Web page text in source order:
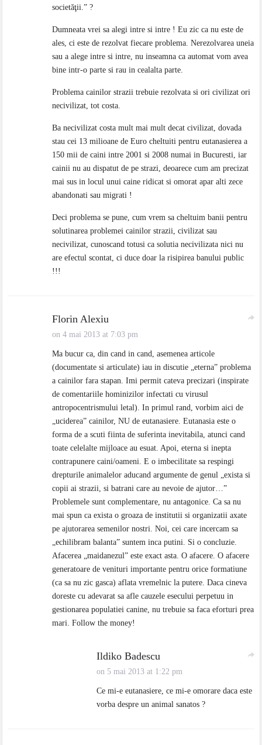
societăţii.” ?
Dumneata vrei sa alegi intre si intre ! Eu zic ca nu este de
ales, ci este de rezolvat fiecare problema. Nerezolvarea uneia
sau a alege intre si intre, nu inseamna ca automat vom avea
bine intr-o parte si rau in cealalta parte.
Problema cainilor strazii trebuie rezolvata si ori civilizat ori
necivilizat, tot costa.
Ba necivilizat costa mult mai mult decat civilizat, dovada
stau cei 13 milioane de Euro cheltuiti pentru eutanasierea a
150 mii de caini intre 2001 si 2008 numai in Bucuresti, iar
cainii nu au dispatut de pe strazi, deoarece cum am precizat
mai sus in locul unui caine ridicat si omorat apar alti zece
abandonati sau migrati !
Deci problema se pune, cum vrem sa cheltuim banii pentru
solutinarea problemei cainilor strazii, civilizat sau
necivilizat, cunoscand totusi ca solutia necivilizata nici nu
are efectul scontat, ci duce doar la risipirea banului public
!!!
Florin Alexiu
on 4 mai 2013 at 7:03 pm
Ma bucur ca, din cand in cand, asemenea articole
(documentate si articulate) iau in discutie „eterna” problema
a cainilor fara stapan. Imi permit cateva precizari (inspirate
de comentariile hominizilor infectati cu virusul
antropocentrismului letal). In primul rand, vorbim aici de
„uciderea” cainilor, NU de eutanasiere. Eutanasia este o
forma de a scuti fiinta de suferinta inevitabila, atunci cand
toate celelalte mijloace au esuat. Apoi, eterna si inepta
contrapunere caini/oameni. E o imbecilitate sa respingi
drepturile animalelor aducand argumente de genul „exista si
copii ai strazii, si batrani care au nevoie de ajutor…”
Problemele sunt complementare, nu antagonice. Ca sa nu
mai spun ca exista o groaza de institutii si organizatii axate
pe ajutorarea semenilor nostri. Noi, cei care incercam sa
„echilibram balanta” suntem inca putini. Si o concluzie.
Afacerea „maidanezul” este exact asta. O afacere. O afacere
generatoare de venituri importante pentru orice formatiune
(ca sa nu zic gasca) aflata vremelnic la putere. Daca cineva
doreste cu adevarat sa afle cauzele esecului perpetuu in
gestionarea populatiei canine, nu trebuie sa faca eforturi prea
mari. Follow the money!
Ildiko Badescu
on 5 mai 2013 at 1:22 pm
Ce mi-e eutanasiere, ce mi-e omorare daca este
vorba despre un animal sanatos ?